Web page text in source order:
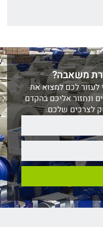
משאבה?
לעזור לכם למצוא את
ונחזור אליכם בהקדם
לצרכים שלכם.